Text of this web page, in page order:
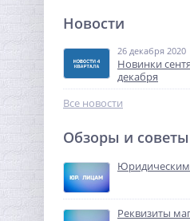
Муфта редукция 1"1/
3/4" (ВР) латунь UNI-
440,32
Новости
26 декабря 2020
Новинки
декабря
Все новости
Обзоры и советы
Реквизиты